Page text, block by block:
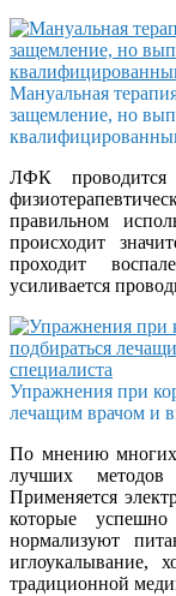
Мануальная
защемление, но
ЛФК
правильном
происходит
проходит
усиливается
Упражнения при
лечащим врачом и
По мнению многих
лучших
Применяется
которые
нормализуют
иглоукалывание,
традиционной